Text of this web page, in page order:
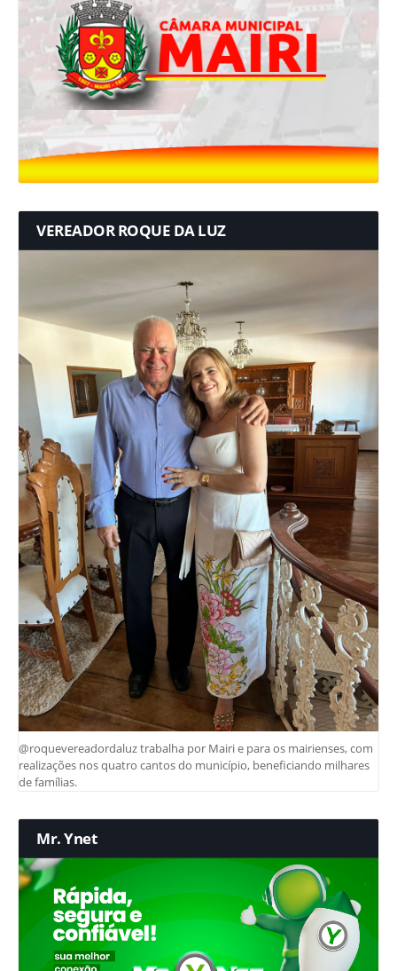
VEREADOR ROQUE DA LUZ
@roquevereadordaluz trabalha por Mairi e para os mairienses, com
realizações nos quatro cantos do município, beneficiando milhares
de famílias.
Mr. Ynet